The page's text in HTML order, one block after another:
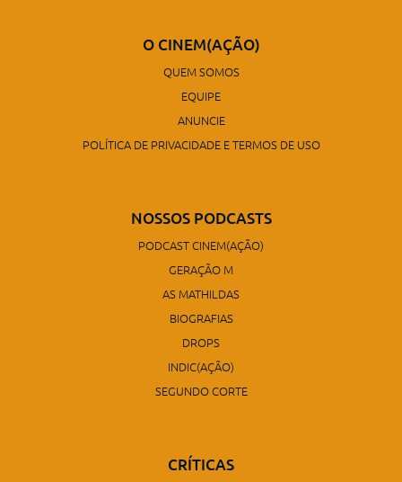
O CINEM(AÇÃO)
QUEM SOMOS
EQUIPE
ANUNCIE
POLÍTICA DE PRIVACIDADE E TERMOS DE USO
NOSSOS PODCASTS
PODCAST CINEM(AÇÃO)
GERAÇÃO M
AS MATHILDAS
BIOGRAFIAS
DROPS
INDIC(AÇÃO)
SEGUNDO CORTE
CRÍTICAS